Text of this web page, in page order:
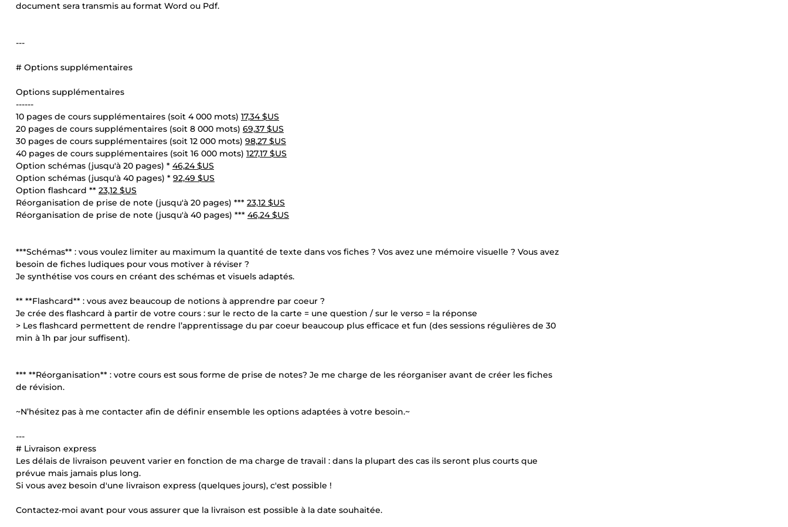
document sera transmis au format Word ou Pdf.
---
# Options supplémentaires
Options supplémentaires
------
10 pages de cours supplémentaires (soit 4 000 mots) 17,34 $US
20 pages de cours supplémentaires (soit 8 000 mots) 69,37 $US
30 pages de cours supplémentaires (soit 12 000 mots) 98,27 $US
40 pages de cours supplémentaires (soit 16 000 mots) 127,17 $US
Option schémas (jusqu'à 20 pages) * 46,24 $US
Option schémas (jusqu'à 40 pages) * 92,49 $US
Option flashcard ** 23,12 $US
Réorganisation de prise de note (jusqu'à 20 pages) *** 23,12 $US
Réorganisation de prise de note (jusqu'à 40 pages) *** 46,24 $US
***Schémas** : vous voulez limiter au maximum la quantité de texte dans vos fiches ? Vos avez une mémoire visuelle ? Vous avez
besoin de fiches ludiques pour vous motiver à réviser ?
Je synthétise vos cours en créant des schémas et visuels adaptés.
** **Flashcard** : vous avez beaucoup de notions à apprendre par coeur ?
Je crée des flashcard à partir de votre cours : sur le recto de la carte = une question / sur le verso = la réponse
> Les flashcard permettent de rendre l’apprentissage du par coeur beaucoup plus efficace et fun (des sessions régulières de 30
min à 1h par jour suffisent).
*** **Réorganisation** : votre cours est sous forme de prise de notes? Je me charge de les réorganiser avant de créer les fiches
de révision.
~N’hésitez pas à me contacter afin de définir ensemble les options adaptées à votre besoin.~
---
# Livraison express
Les délais de livraison peuvent varier en fonction de ma charge de travail : dans la plupart des cas ils seront plus courts que
prévue mais jamais plus long.
Si vous avez besoin d'une livraison express (quelques jours), c'est possible !
Contactez-moi avant pour vous assurer que la livraison est possible à la date souhaitée.